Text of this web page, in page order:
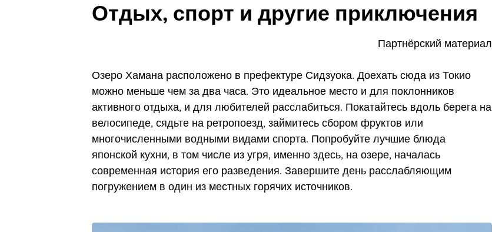
Отдых, спорт и другие приключения
Партнёрский материал
Озеро Хамана расположено в префектуре Сидзуока. Доехать сюда из Токио
можно меньше чем за два часа. Это идеальное место и для поклонников
активного отдыха, и для любителей расслабиться. Покатайтесь вдоль берега на
велосипеде, сядьте на ретропоезд, займитесь сбором фруктов или
многочисленными водными видами спорта. Попробуйте лучшие блюда
японской кухни, в том числе из угря, именно здесь, на озере, началась
современная история его разведения. Завершите день расслабляющим
погружением в один из местных горячих источников.